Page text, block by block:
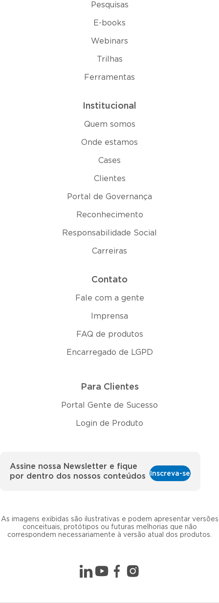
Pesquisas
E-books
Webinars
Trilhas
Ferramentas
Institucional
Quem somos
Onde estamos
Cases
Clientes
Portal de Governança
Reconhecimento
Responsabilidade Social
Carreiras
Contato
Fale com a gente
Imprensa
FAQ de produtos
Encarregado de LGPD
Para Clientes
Portal Gente de Sucesso
Login de Produto
As imagens exibidas são ilustrativas e podem apresentar versões
conceituais, protótipos ou futuras melhorias que não
correspondem necessariamente à versão atual dos produtos.
Assine nossa Newsletter e fique
por dentro dos nossos conteúdos
Inscreva-se